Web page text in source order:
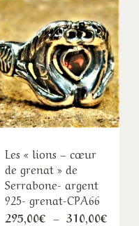
Les « lions – cœur
de grenat » de
Serrabone- argent
925- grenat-CPA66
295,00€ – 310,00€